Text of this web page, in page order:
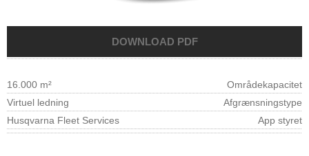
16.000 m²
Områdekapacitet
Virtuel ledning
Afgrænsningstype
Husqvarna Fleet Services
App styret